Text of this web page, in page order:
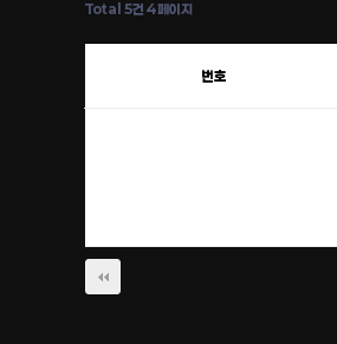
Total 5건 4 페이지
번호